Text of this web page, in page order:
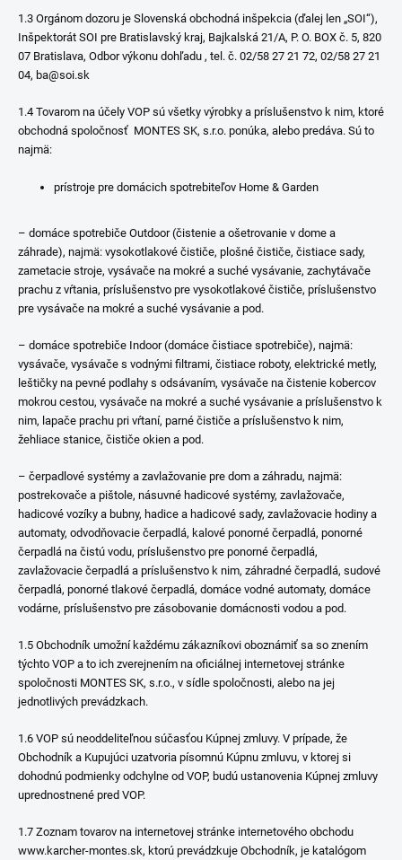
1.3 Orgánom dozoru je Slovenská obchodná inšpekcia (ďalej len „SOI“),
Inšpektorát SOI pre Bratislavský kraj, Bajkalská 21/A, P. O. BOX č. 5, 820
07 Bratislava, Odbor výkonu dohľadu , tel. č. 02/58 27 21 72, 02/58 27 21
04, ba@soi.sk
1.4 Tovarom na účely VOP sú všetky výrobky a príslušenstvo k nim, ktoré
obchodná spoločnosť MONTES SK, s.r.o. ponúka, alebo predáva. Sú to
najmä:
prístroje pre domácich spotrebiteľov Home & Garden
– domáce spotrebiče Outdoor (čistenie a ošetrovanie v dome a
záhrade), najmä: vysokotlakové čističe, plošné čističe, čistiace sady,
zametacie stroje, vysávače na mokré a suché vysávanie, zachytávače
prachu z vŕtania, príslušenstvo pre vysokotlakové čističe, príslušenstvo
pre vysávače na mokré a suché vysávanie a pod.
– domáce spotrebiče Indoor (domáce čistiace spotrebiče), najmä:
vysávače, vysávače s vodnými filtrami, čistiace roboty, elektrické metly,
leštičky na pevné podlahy s odsávaním, vysávače na čistenie kobercov
mokrou cestou, vysávače na mokré a suché vysávanie a príslušenstvo k
nim, lapače prachu pri vŕtaní, parné čističe a príslušenstvo k nim,
žehliace stanice, čističe okien a pod.
– čerpadlové systémy a zavlažovanie pre dom a záhradu, najmä:
postrekovače a pištole, násuvné hadicové systémy, zavlažovače,
hadicové vozíky a bubny, hadice a hadicové sady, zavlažovacie hodiny a
automaty, odvodňovacie čerpadlá, kalové ponorné čerpadlá, ponorné
čerpadlá na čistú vodu, príslušenstvo pre ponorné čerpadlá,
zavlažovacie čerpadlá a príslušenstvo k nim, záhradné čerpadlá, sudové
čerpadlá, ponorné tlakové čerpadlá, domáce vodné automaty, domáce
vodárne, príslušenstvo pre zásobovanie domácnosti vodou a pod.
1.5 Obchodník umožní každému zákazníkovi oboznámiť sa so znením
týchto VOP a to ich zverejnením na oficiálnej internetovej stránke
spoločnosti MONTES SK, s.r.o., v sídle spoločnosti, alebo na jej
jednotlivých prevádzkach.
1.6 VOP sú neoddeliteľnou súčasťou Kúpnej zmluvy. V prípade, že
Obchodník a Kupujúci uzatvoria písomnú Kúpnu zmluvu, v ktorej si
dohodnú podmienky odchylne od VOP, budú ustanovenia Kúpnej zmluvy
uprednostnené pred VOP.
1.7 Zoznam tovarov na internetovej stránke internetového obchodu
www.karcher-montes.sk, ktorú prevádzkuje Obchodník, je katalógom